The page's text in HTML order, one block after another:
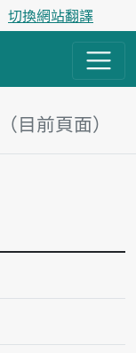
切換網站翻譯
目前頁面）